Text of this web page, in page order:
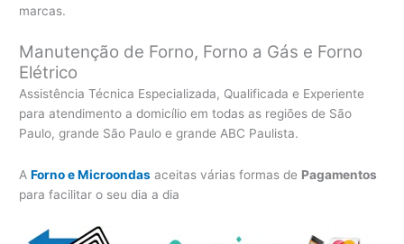
marcas.
Manutenção de Forno, Forno a Gás e Forno
Elétrico
Assistência Técnica Especializada, Qualificada e Experiente
para atendimento a domicílio em todas as regiões de São
Paulo, grande São Paulo e grande ABC Paulista.
AForno e Microondas aceitas várias formas de Pagamentos
para facilitar o seu dia a dia